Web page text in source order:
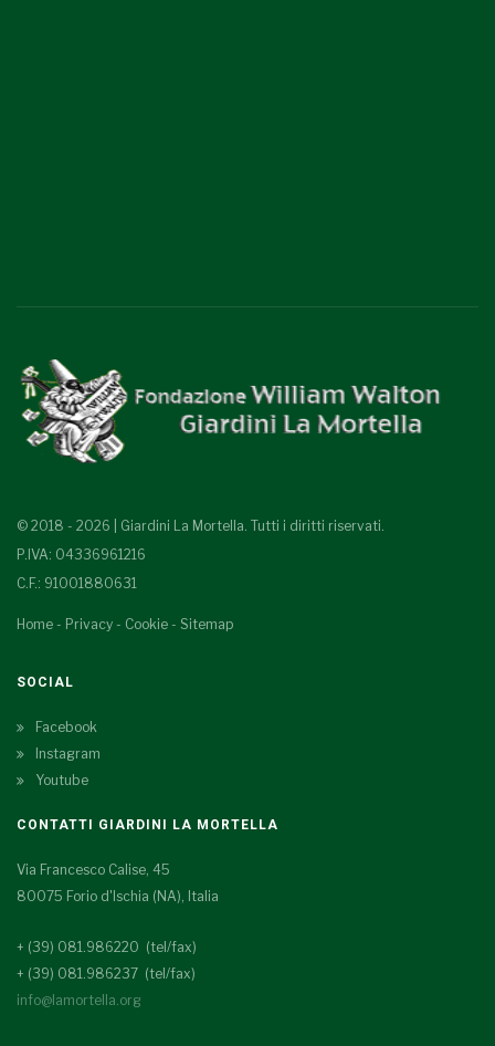
© 2018 - 2026 | Giardini La Mortella. Tutti i diritti riservati.
P.IVA: 04336961216
C.F.: 91001880631
Home - Privacy - Cookie - Sitemap
SOCIAL
Facebook
Instagram
Youtube
CONTATTI GIARDINI LA MORTELLA
Via Francesco Calise, 45
80075 Forio d'Ischia (NA), Italia
+ (39) 081.986220 (tel/fax)
+ (39) 081.986237 (tel/fax)
info@lamortella.org